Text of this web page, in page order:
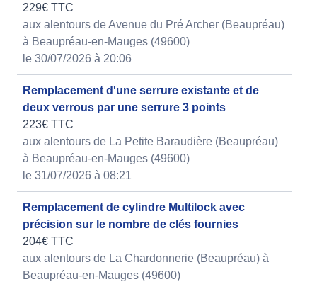
229€ TTC
aux alentours de Avenue du Pré Archer (Beaupréau)
à Beaupréau-en-Mauges (49600)
le 30/07/2026 à 20:06
Remplacement d'une serrure existante et de
deux verrous par une serrure 3 points
223€ TTC
aux alentours de La Petite Baraudière (Beaupréau)
à Beaupréau-en-Mauges (49600)
le 31/07/2026 à 08:21
Remplacement de cylindre Multilock avec
précision sur le nombre de clés fournies
204€ TTC
aux alentours de La Chardonnerie (Beaupréau) à
Beaupréau-en-Mauges (49600)